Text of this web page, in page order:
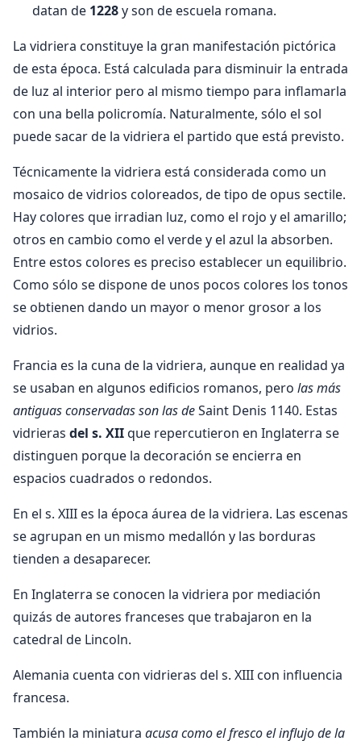
datan de 1228y son de escuela romana.
La vidriera constituye la gran manifestación pictórica
de esta época. Está calculada para disminuir la entrada
de luz al interior pero al mismo tiempo para inflamarla
con una bella policromía. Naturalmente, sólo el sol
puede sacar de la vidriera el partido que está previsto.
Técnicamente la vidriera está considerada como un
mosaico de vidrios coloreados, de tipo de opus sectile.
Hay colores que irradian luz, como el rojo y el amarillo;
otros en cambio como el verde y el azul la absorben.
Entre estos colores es preciso establecer un equilibrio.
Como sólo se dispone de unos pocos colores los tonos
se obtienen dando un mayor o menor grosor a los
vidrios.
Francia es la cuna de la vidriera, aunque en realidad ya
se usaban en algunos edificios romanos, pero las más
antiguas conservadas son las deSaint Denis 1140. Estas
vidrieras del s. XIIque repercutieron en Inglaterra se
distinguen porque la decoración se encierra en
espacios cuadrados o redondos.
En el s. XIII es la época áurea de la vidriera. Las escenas
se agrupan en un mismo medallón y las borduras
tienden a desaparecer.
En Inglaterra se conocen la vidriera por mediación
quizás de autores franceses que trabajaron en la
catedral de Lincoln.
Alemania cuenta con vidrieras del s. XIII con influencia
francesa.
También la miniatura acusa como el fresco el influjo de la